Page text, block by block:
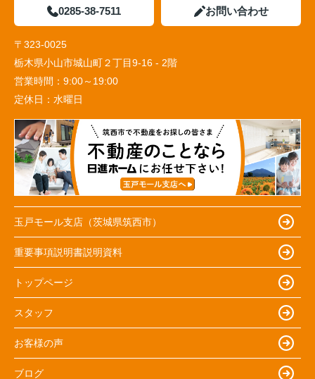
0285-38-7511 お問い合わせ
〒323-0025
栃木県小山市城山町２丁目9-16 - 2階
営業時間： 9:00～19:00
定休日： 水曜日
玉戸モール支店（茨城県筑西市）
重要事項説明書説明資料
トップページ
スタッフ
お客様の声
ブログ